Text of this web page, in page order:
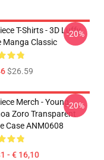
T-Shirts - 3D Luffy
Manga Classic
$26.59
-20%
Merch - Young
Zoro Transparent
Case ANM0608
- € 16,10
-20%